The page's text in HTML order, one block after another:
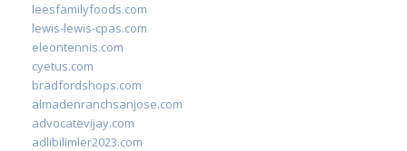
leesfamilyfoods.com
lewis-lewis-cpas.com
eleontennis.com
cyetus.com
bradfordshops.com
almadenranchsanjose.com
advocatevijay.com
adlibilimler2023.com